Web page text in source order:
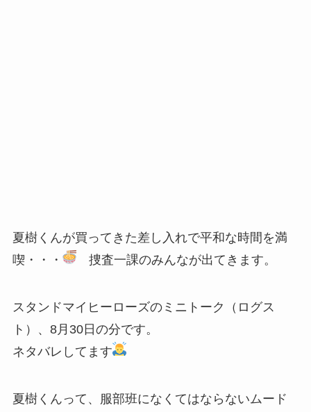
夏樹くんが買ってきた差し入れで平和な時間を満
喫・・・
捜査一課のみんなが出てきます。
スタンドマイヒーローズのミニトーク（ログス
ト）、8月30日の分です。
ネタバレしてます
夏樹くんって、服部班になくてはならないムード